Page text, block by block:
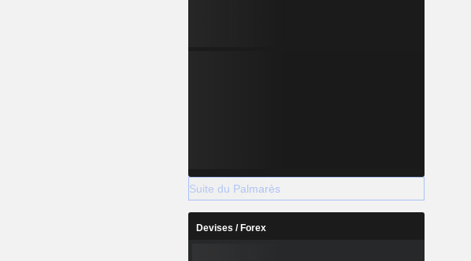
Suite du Palmarès
Devises / Forex